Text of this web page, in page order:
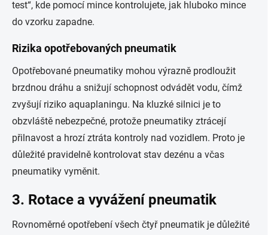
test“, kde pomocí mince kontrolujete, jak hluboko mince
do vzorku zapadne.
Rizika opotřebovaných pneumatik
Opotřebované pneumatiky mohou výrazně prodloužit
brzdnou dráhu a snižují schopnost odvádět vodu, čímž
zvyšují riziko aquaplaningu. Na kluzké silnici je to
obzvláště nebezpečné, protože pneumatiky ztrácejí
přilnavost a hrozí ztráta kontroly nad vozidlem. Proto je
důležité pravidelně kontrolovat stav dezénu a včas
pneumatiky vyměnit.
3. Rotace a vyvážení pneumatik
Rovnoměrné opotřebení všech čtyř pneumatik je důležité